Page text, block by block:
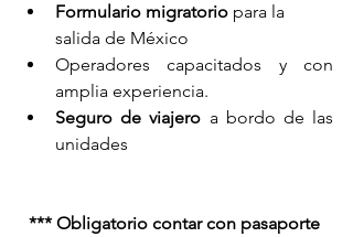
Formulario migratorio para la
salida de México
Operadores capacitados y con
amplia experiencia.
Seguro de viajero a bordo de las
unidades
*** Obligatorio contar con pasaporte